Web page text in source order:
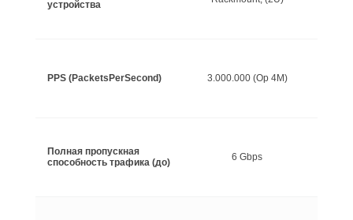
устройства
PPS (PacketsPerSecond)
Полная пропускная
способность трафика (до)
3.000.000 (Op 4M)
6 Gbps